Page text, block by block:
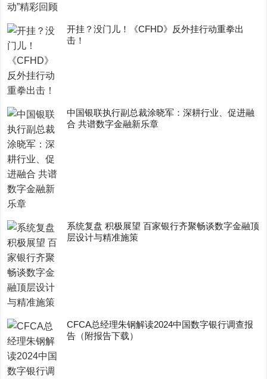
开挂？没门儿！《CFHD》反外挂行动重拳出
击！
中国银联执行副总裁涂晓军：深耕行业、促进融
合 共谱数字金融新乐章
系统复盘 积极展望 百家银行齐聚畅谈数字金融顶
层设计与精准施策
CFCA总经理朱钢解读2024中国数字银行调查报
告（附报告下载）